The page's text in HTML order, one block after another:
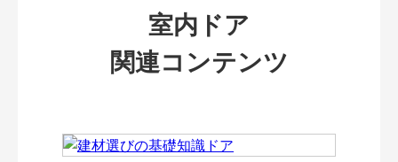
室内ドア
関連コンテンツ